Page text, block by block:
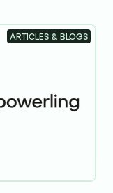
ARTICLES & BLOGS